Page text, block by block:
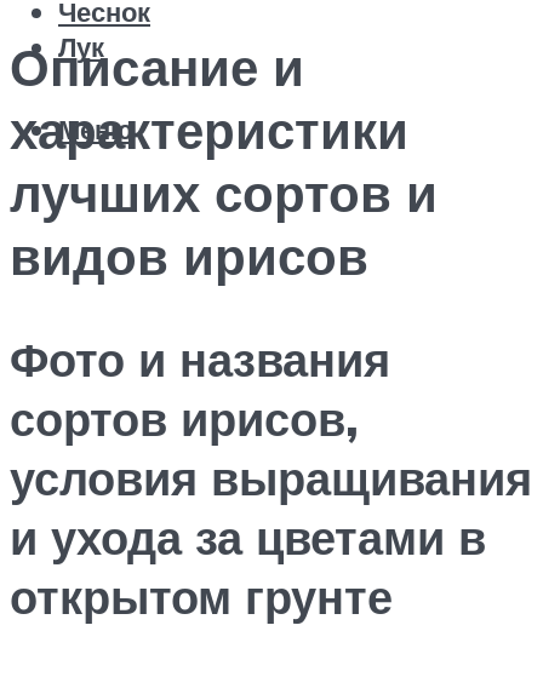
Чеснок
Лук
Меню
Описание и
характеристики
лучших сортов и
видов ирисов
Фото и названия
сортов ирисов,
условия выращивания
и ухода за цветами в
открытом грунте